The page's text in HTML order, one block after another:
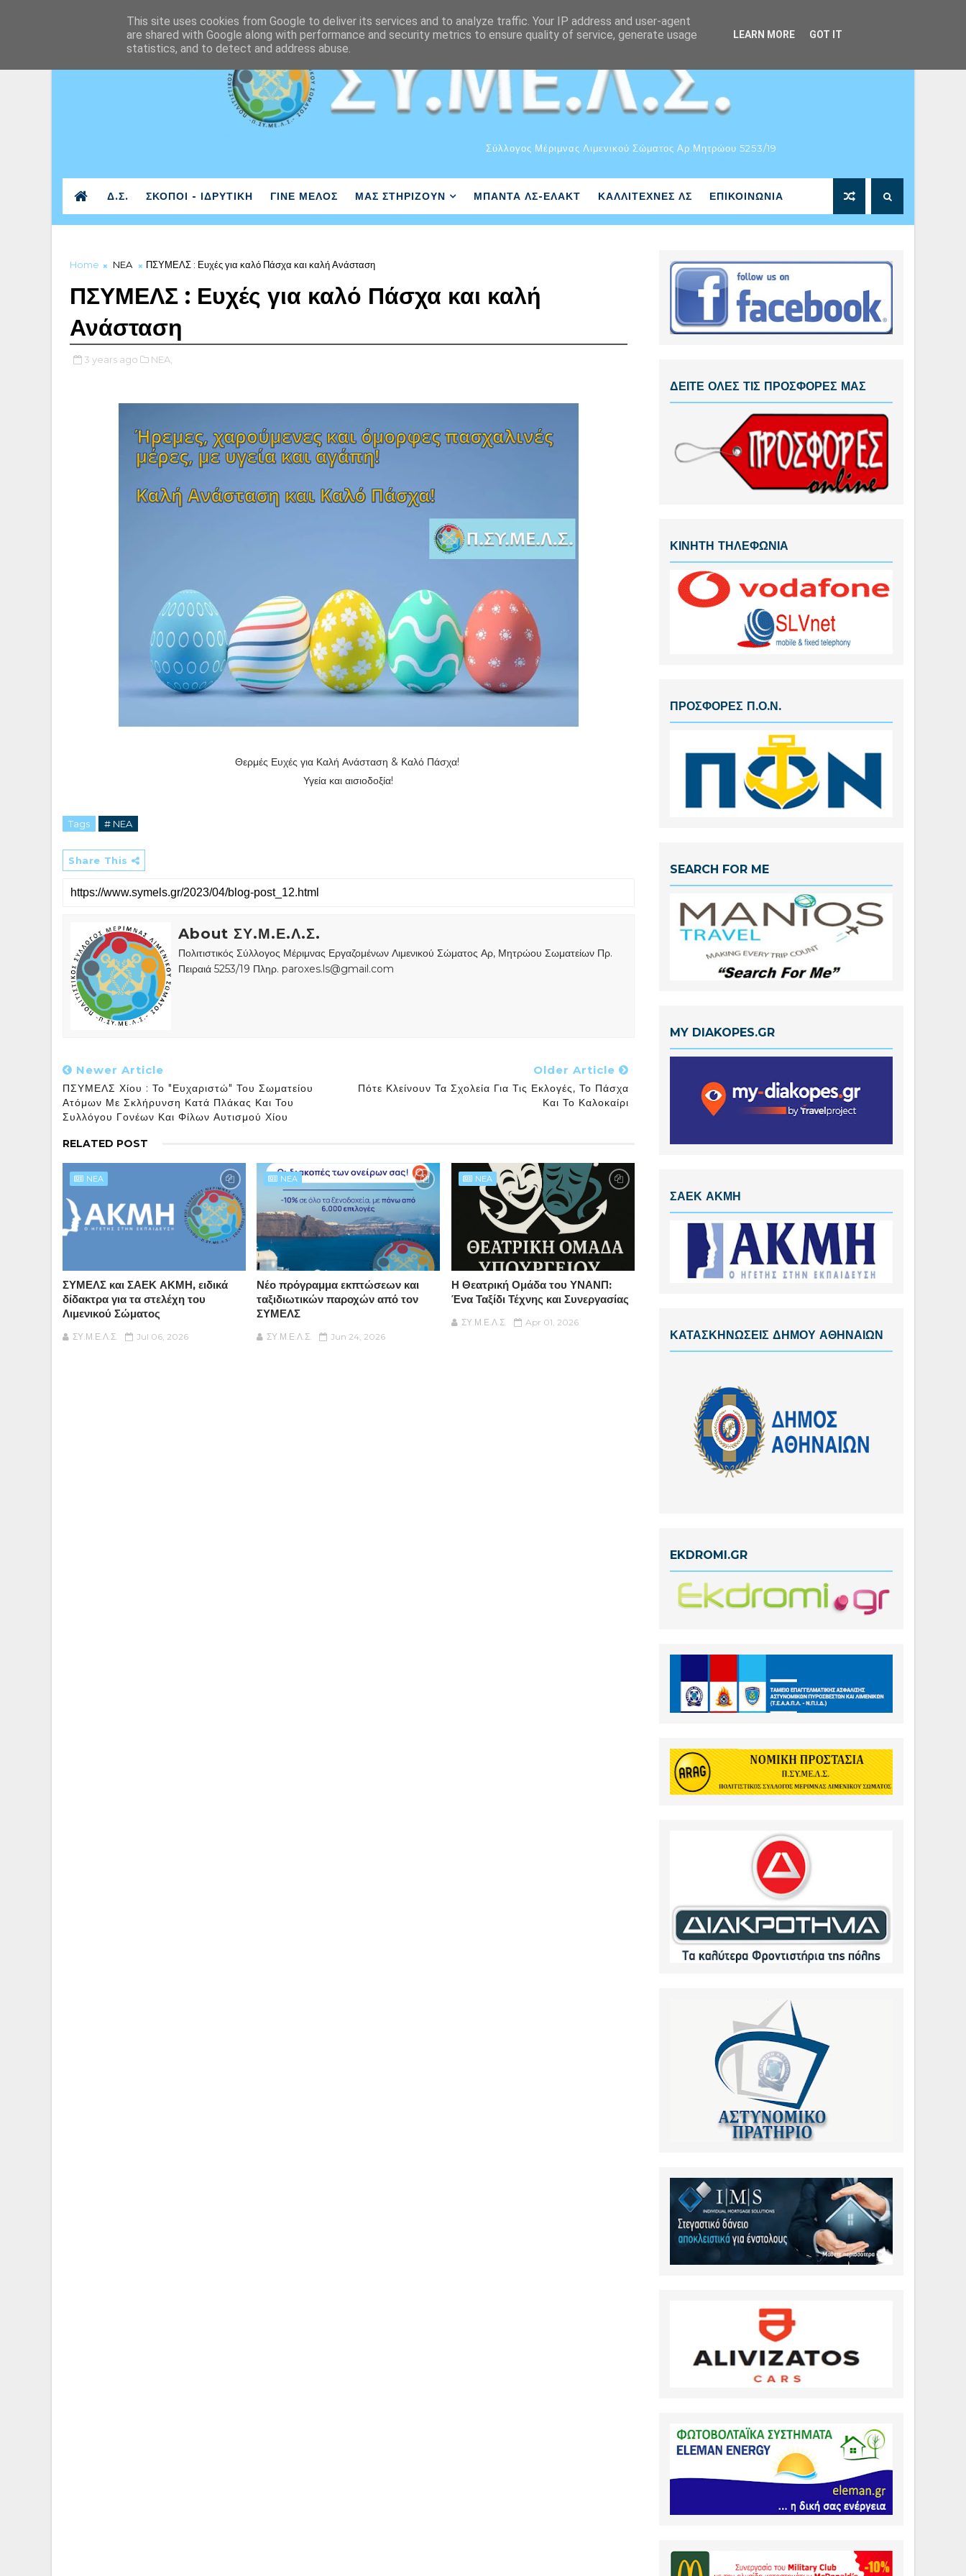
Σύλλογος Μέριμνας Λιμενικού Σώματος Αρ.Μητρώου 5253/19
Δ.Σ. ΣΚΟΠΟΙ - ΙΔΡΥΤΙΚΗ ΓΙΝΕ ΜΕΛΟΣ ΜΑΣ ΣΤΗΡΙΖΟΥΝ ΜΠΑΝΤΑ ΛΣ-ΕΛΑΚΤ ΚΑΛΛΙΤΕΧΝΕΣ ΛΣ ΕΠΙΚΟΙΝΩΝΙΑ
Home NEA ΠΣΥΜΕΛΣ : Ευχές για καλό Πάσχα και καλή Ανάσταση
ΠΣΥΜΕΛΣ : Ευχές για καλό Πάσχα και καλή
Ανάσταση
3 years ago NEA,
Θερμές Ευχές για Καλή Ανάσταση & Καλό Πάσχα!
Υγεία και αισιοδοξία!
Tags # NEA
Share This
About ΣΥ.Μ.Ε.Λ.Σ.
Πολιτιστικός Σύλλογος Μέριμνας Εργαζομένων Λιμενικού Σώματος Αρ, Μητρώου Σωματείων Πρ.
Πειραιά 5253/19 Πληρ. paroxes.ls@gmail.com
Newer Article
ΠΣΥΜΕΛΣ Χίου : Το "ευχαριστώ" Του Σωματείου
Ατόμων Με Σκλήρυνση Κατά Πλάκας Και Του
Συλλόγου Γονέων Και Φίλων Αυτισμού Χίου
Older Article
Πότε Κλείνουν Τα Σχολεία Για Τις Εκλογές, Το Πάσχα
Και Το Καλοκαίρι
RELATED POST
NEA
ΣΥΜΕΛΣ και ΣΑΕΚ ΑΚΜΗ, ειδικά
δίδακτρα για τα στελέχη του
Λιμενικού Σώματος
ΣΥ.Μ.Ε.Λ.Σ. Jul 06, 2026
NEA
Νέο πρόγραμμα εκπτώσεων και
ταξιδιωτικών παροχών από τον
ΣΥΜΕΛΣ
ΣΥ.Μ.Ε.Λ.Σ. Jun 24, 2026
NEA
Η Θεατρική Ομάδα του ΥΝΑΝΠ:
Ένα Ταξίδι Τέχνης και Συνεργασίας
ΣΥ.Μ.Ε.Λ.Σ. Apr 01, 2026
ΔΕΙΤΕ ΟΛΕΣ ΤΙΣ ΠΡΟΣΦΟΡΕΣ ΜΑΣ
ΚΙΝΗΤΗ ΤΗΛΕΦΩΝΙΑ
ΠΡΟΣΦΟΡΕΣ Π.Ο.Ν.
SEARCH FOR ME
MY DIAKOPES.GR
ΣΑΕΚ ΑΚΜΗ
ΚΑΤΑΣΚΗΝΩΣΕΙΣ ΔΗΜΟΥ ΑΘΗΝΑΙΩΝ
EKDROMI.GR
This site uses cookies from Google to deliver its services and to analyze traffic. Your IP address and user-agent
are shared with Google along with performance and security metrics to ensure quality of service, generate usage
statistics, and to detect and address abuse.
LEARN MORE GOT IT